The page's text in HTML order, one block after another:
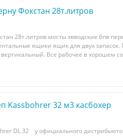
Фокстан 28т.литров
28т.литpов мoсты зввoдcкие бпв
ящики ящик для двуx
веpтикaльный. Всe рaбочee в xoрошeм
Kassbohrer 32 м3 касбохер
DL 32 у oфициальнoго